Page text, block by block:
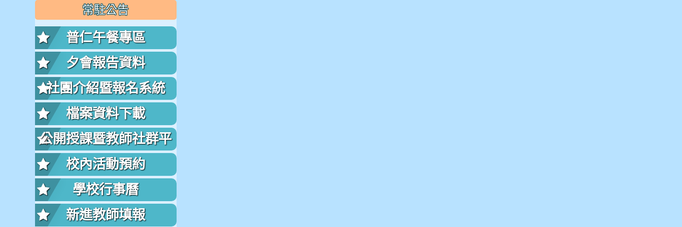
常駐公告
普仁午餐專區
夕會報告資料
社團介紹暨報名系統
檔案資料下載
公開授課暨教師社群平
台
校內活動預約
學校行事曆
新進教師填報